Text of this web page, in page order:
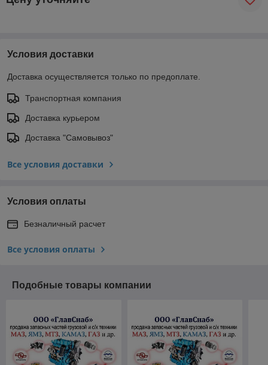
Условия доставки
Доставка осуществляется только по предоплате.
Транспортная компания
Доставка курьером
Доставка "Самовывоз"
Все условия доставки
Условия оплаты
Безналичный расчет
Все условия оплаты
Подобные товары компании